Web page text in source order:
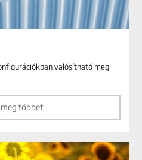
valósítható meg
többet